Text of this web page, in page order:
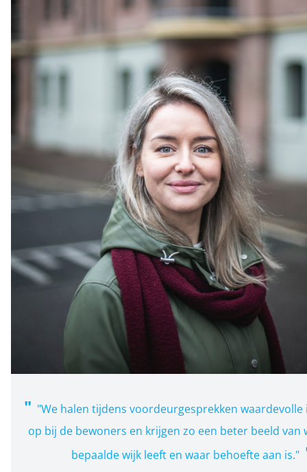
"We halen tijdens voordeurgesprekken
op bij de bewoners en krijgen zo een beter beeld van
bepaalde wijk leeft en waar behoefte aan is."